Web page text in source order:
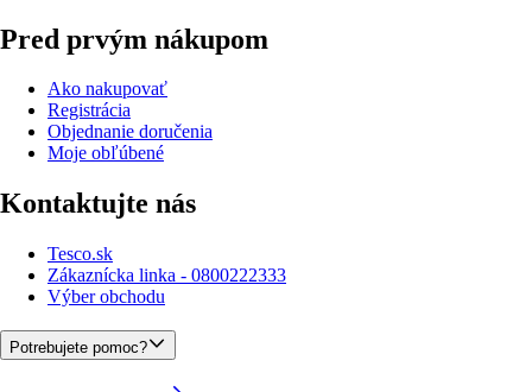
Pred prvým nákupom
Ako nakupovať
Registrácia
Objednanie doručenia
Moje obľúbené
Kontaktujte nás
Tesco.sk
Zákaznícka linka - 0800222333
Výber obchodu
Potrebujete pomoc?